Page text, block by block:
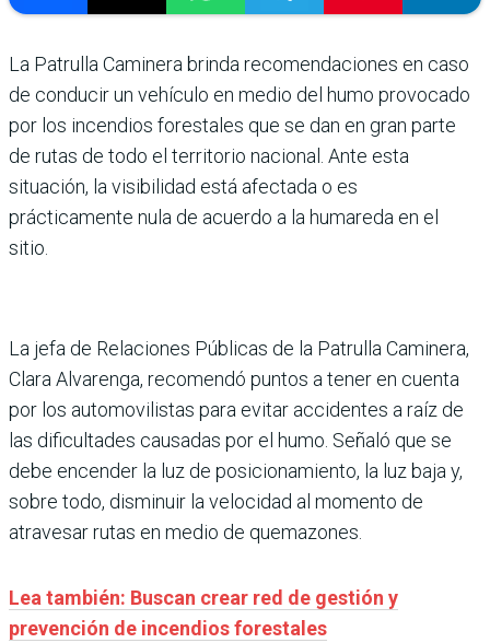
La Patrulla Caminera brinda recomendaciones en caso
de conducir un vehículo en medio del humo provocado
por los incendios forestales que se dan en gran parte
de rutas de todo el territorio nacional. Ante esta
situación, la visibilidad está afectada o es
prácticamente nula de acuerdo a la humareda en el
sitio.
La jefa de Relaciones Públicas de la Patrulla Caminera,
Clara Alvarenga, recomendó puntos a tener en cuenta
por los automovilistas para evitar accidentes a raíz de
las dificultades causadas por el humo. Señaló que se
debe encender la luz de posicionamiento, la luz baja y,
sobre todo, disminuir la velocidad al momento de
atravesar rutas en medio de quemazones.
Lea también: Buscan crear red de gestión y
prevención de incendios forestales